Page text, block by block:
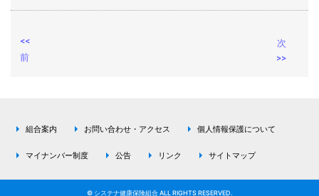
<<
前
次
>>
組合案内 お問い合わせ・アクセス 個人情報保護について
マイナンバー制度 公告 リンク サイトマップ
© システナ健康保険組合 ALL RIGHTS RESERVED.